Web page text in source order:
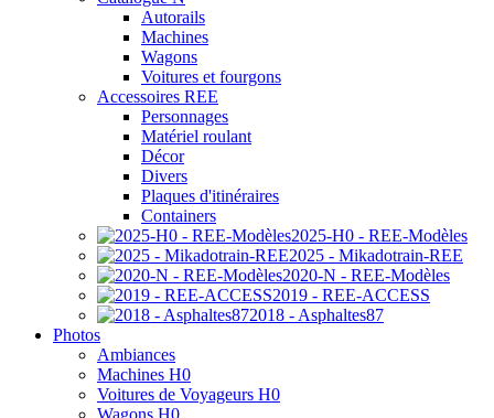
Autorails
Machines
Wagons
Voitures et fourgons
Accessoires REE
Personnages
Matériel roulant
Décor
Divers
Plaques d'itinéraires
Containers
2025-H0 - REE-Modèles
2025 - Mikadotrain-REE
2020-N - REE-Modèles
2019 - REE-ACCESS
2018 - Asphaltes87
Photos
Ambiances
Machines H0
Voitures de Voyageurs H0
Wagons H0